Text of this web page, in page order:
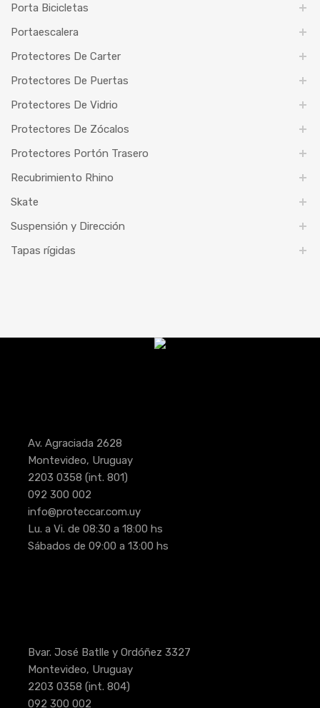
Porta Bicicletas
Portaescalera
Protectores De Carter
Protectores De Puertas
Protectores De Vidrio
Protectores De Zócalos
Protectores Portón Trasero
Recubrimiento Rhino
Skate
Suspensión y Dirección
Tapas rígidas
Av. Agraciada 2628
Montevideo, Uruguay
2203 0358 (int. 801)
092 300 002
info@proteccar.com.uy
Lu. a Vi. de 08:30 a 18:00 hs
Sábados de 09:00 a 13:00 hs
Bvar. José Batlle y Ordóñez 3327
Montevideo, Uruguay
2203 0358 (int. 804)
092 300 002